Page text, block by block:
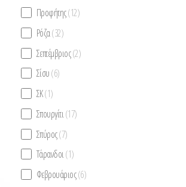
Προφήτης(12)
Ρόζα(32)
Σεπτέμβριος(2)
Σίσυ(6)
ΣΚ(1)
Σπουργίτι(17)
Σπύρος(7)
Τάρανδοι(1)
Φεβρουάριος(6)